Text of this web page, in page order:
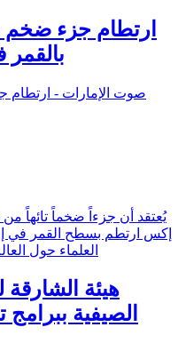
ارتطام جزء
إكس ارتطم بسطح القمر في
العلماء حول
هيئة الشارقة
الصيفية ببرامج